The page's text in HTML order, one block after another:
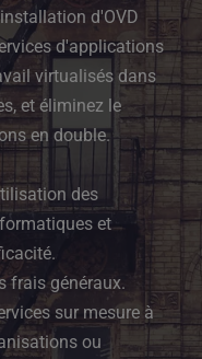
d'OVD
d'applications
virtualisés dans
et éliminez le
en double.
des
et
frais généraux.
sur mesure à
ou